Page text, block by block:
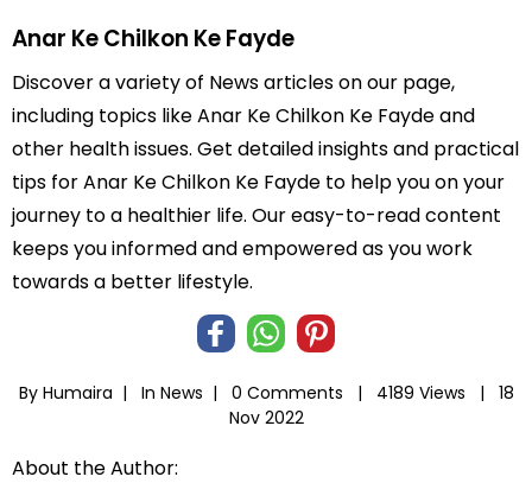
Anar Ke Chilkon Ke Fayde
Discover a variety of News articles on our page,
including topics like Anar Ke Chilkon Ke Fayde and
other health issues. Get detailed insights and practical
tips for Anar Ke Chilkon Ke Fayde to help you on your
journey to a healthier life. Our easy-to-read content
keeps you informed and empowered as you work
towards a better lifestyle.
By Humaira | In News | 0 Comments | 4189 Views |
18
Nov 2022
About the Author: